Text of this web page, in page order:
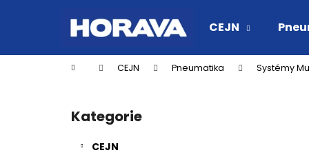
CEJN
Domů CEJN Pneumatika Systémy
Přeskočit
kategorie
Kategorie
CEJN
í
Zpět
do
Zpět
do